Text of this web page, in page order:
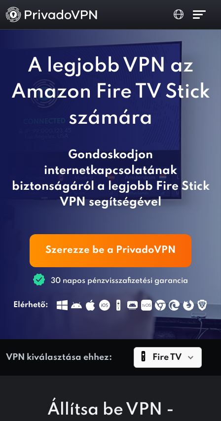
A legjobb VPN az
Amazon Fire TV Stick
számára
Gondoskodjon
internetkapcsolatának
biztonságáról a legjobb Fire Stick
VPN segítségével
Szerezze be a PrivadoVPN
30 napos pénzvisszafizetési garancia
Elérhető:
VPN kiválasztása ehhez: Fire TV
Állítsa be VPN -